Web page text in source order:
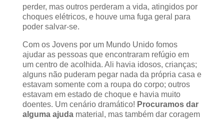
perder, mas outros perderam a vida, atingidos por
choques elétricos, e houve uma fuga geral para
poder salvar-se.
Com os Jovens por um Mundo Unido fomos
ajudar as pessoas que encontraram refúgio em
um centro de acolhida. Ali havia idosos, crianças;
alguns não puderam pegar nada da própria casa e
estavam somente com a roupa do corpo; outros
estavam em estado de choque e havia muito
doentes. Um cenário dramático! Procuramos dar
alguma ajudamaterial, mas também dar coragem